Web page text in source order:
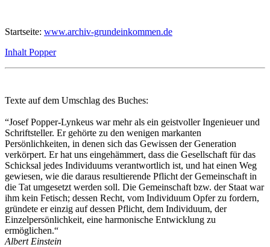
Startseite: www.archiv-grundeinkommen.de
Inhalt Popper
Texte auf dem Umschlag des Buches:
“Josef Popper-Lynkeus war mehr als ein geistvoller Ingenieuer und
Schriftsteller. Er gehörte zu den wenigen markanten
Persönlichkeiten, in denen sich das Gewissen der Generation
verkörpert. Er hat uns eingehämmert, dass die Gesellschaft für das
Schicksal jedes Individuums verantwortlich ist, und hat einen Weg
gewiesen, wie die daraus resultierende Pflicht der Gemeinschaft in
die Tat umgesetzt werden soll. Die Gemeinschaft bzw. der Staat war
ihm kein Fetisch; dessen Recht, vom Individuum Opfer zu fordern,
gründete er einzig auf dessen Pflicht, dem Individuum, der
Einzelpersönlichkeit, eine harmonische Entwicklung zu
ermöglichen.“
Albert Einstein